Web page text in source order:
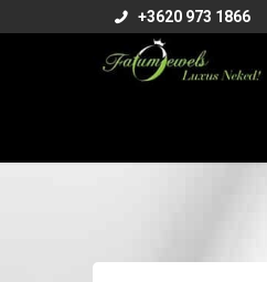
+3620 973 1866